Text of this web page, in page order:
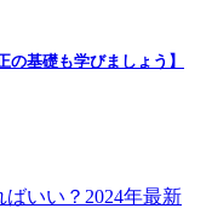
基礎も学びましょう】